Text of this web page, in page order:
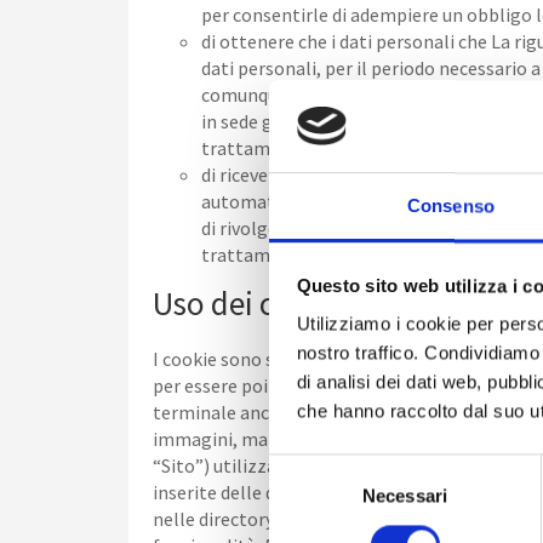
Consenso
Questo sito web utilizza i
Utilizziamo i cookie per
nostro traffico.
di analisi dei dati web,
che hanno raccolto dal suo
S
e
l
Necessari
per consentirle di adempiere un obbligo
di ottenere che i dati personali che La
dati personali, per il periodo necessario
comunque alla cancellazione dei dati
in sede giudiziaria; (d) Lei si sia
trattamento rispetto a quelli
di ricevere in un formato di uso
automatizzati, se essi siano trattati in
di rivolgersi al Garante per la protezione
trattamento dei Suoi dati personali
Uso dei cookie
I cookie sono stringhe di testo di piccole
per essere poi ritrasmessi agli stessi siti alla
terminale anche cookie che vengono inviati
immagini, mappe, suoni, specifici link a
“Sito”) utilizza i cookie per rendere i propri
inserite delle quantità minime di informazioni
nelle directory utilizzate dal browser web